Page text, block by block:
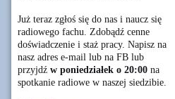
Już teraz zgłoś się do nas i naucz się
radiowego fachu. Zdobądź cenne
doświadczenie i staż pracy. Napisz na
nasz adres e-mail lub na FB lub
przyjdź w poniedziałek o 20:00 na
spotkanie radiowe w naszej siedzibie.